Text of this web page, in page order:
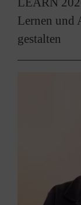
Lernen und
gestalten